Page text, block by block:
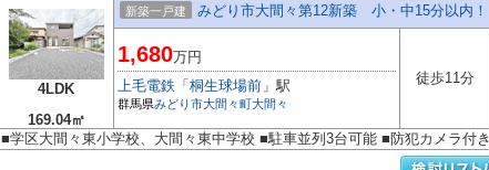
4LDK
169.04㎡
新築一戸建 みどり市大間々第12新築 小・中15分以内！
1,680万円
上毛電鉄 「 桐生球場前 」駅
群馬県みどり市大間々町大間々
徒歩11分
■学区大間々東小学校、大間々東中学校 ■駐車並列3台可能 ■防犯カメラ付き